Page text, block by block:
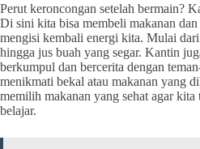
Perut keroncongan setelah bermain?
Di sini kita bisa membeli makanan
mengisi kembali energi kita. Mulai
hingga jus buah yang segar. Kantin
berkumpul dan bercerita dengan
menikmati bekal atau makanan yang
memilih makanan yang sehat agar kita
belajar.